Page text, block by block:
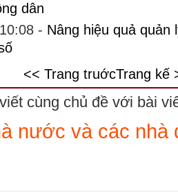
dân
- Nâng hiệu quả quản
<< Trang truớcTrang kế
cùng chủ đề với bài
nước và các nhà